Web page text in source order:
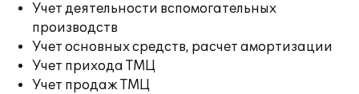
Учет деятельности вспомогательных
производств
Учет основных средств, расчет амортизации
Учет прихода ТМЦ
Учет продаж ТМЦ